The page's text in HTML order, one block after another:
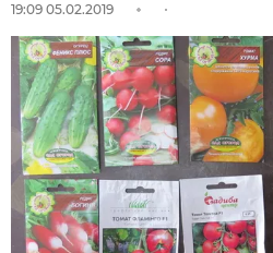
19:09 05.02.2019